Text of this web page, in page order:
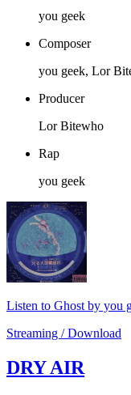
you geek
Composer
you geek, Lor
Producer
Lor Bitewho
Rap
you geek
Listen to Ghost by you
Streaming / Download
DRY AIR